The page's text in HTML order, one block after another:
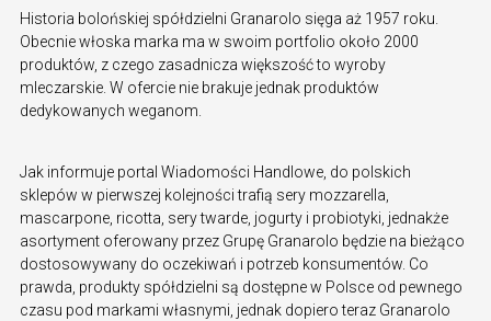
Historia bolońskiej spółdzielni Granarolo sięga aż 1957 roku.
Obecnie włoska marka ma w swoim portfolio około 2000
produktów, z czego zasadnicza większość to wyroby
mleczarskie. W ofercie nie brakuje jednak produktów
dedykowanych weganom.
Jak informuje portal Wiadomości Handlowe, do polskich
sklepów w pierwszej kolejności trafią sery mozzarella,
mascarpone, ricotta, sery twarde, jogurty i probiotyki, jednakże
asortyment oferowany przez Grupę Granarolo będzie na bieżąco
dostosowywany do oczekiwań i potrzeb konsumentów. Co
prawda, produkty spółdzielni są dostępne w Polsce od pewnego
czasu pod markami własnymi, jednak dopiero teraz Granarolo